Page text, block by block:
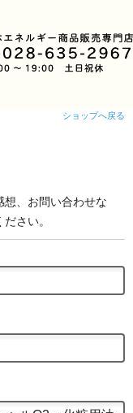
ショップへ戻る
、お問い合わせな
さい。